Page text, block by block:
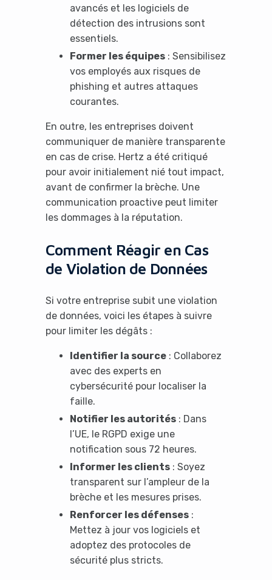
avancés et les logiciels de
détection des intrusions sont
essentiels.
Former les équipes: Sensibilisez
vos employés aux risques de
phishing et autres attaques
courantes.
En outre, les entreprises doivent
communiquer de manière transparente
en cas de crise. Hertz a été critiqué
pour avoir initialement nié tout impact,
avant de confirmer la brèche. Une
communication proactive peut limiter
les dommages à la réputation.
Comment Réagir en Cas
de Violation de Données
Si votre entreprise subit une violation
de données, voici les étapes à suivre
pour limiter les dégâts :
Identifier la source: Collaborez
avec des experts en
cybersécurité pour localiser la
faille.
Notifier les autorités: Dans
l’UE, le RGPD exige une
notification sous 72 heures.
Informer les clients: Soyez
transparent sur l’ampleur de la
brèche et les mesures prises.
Renforcer les défenses:
Mettez à jour vos logiciels et
adoptez des protocoles de
sécurité plus stricts.